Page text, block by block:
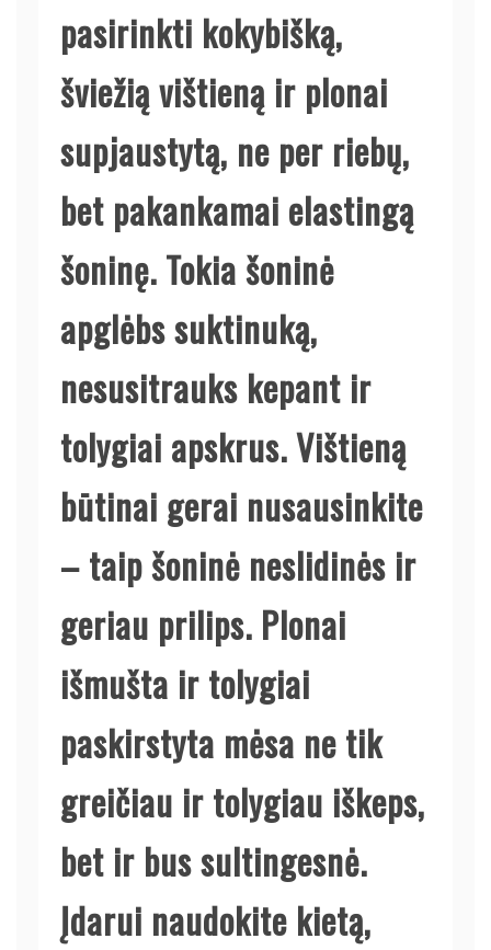
pasirinkti kokybišką,
šviežią vištieną ir plonai
supjaustytą, ne per riebų,
bet pakankamai elastingą
šoninę. Tokia šoninė
apglėbs suktinuką,
nesusitrauks kepant ir
tolygiai apskrus. Vištieną
būtinai gerai nusausinkite
– taip šoninė neslidinės ir
geriau prilips. Plonai
išmušta ir tolygiai
paskirstyta mėsa ne tik
greičiau ir tolygiau iškeps,
bet ir bus sultingesnė.
Įdarui naudokite kietą,